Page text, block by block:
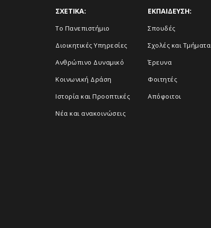
ΣΧΕΤΙΚΑ:
Το Πανεπιστήμιο
Διοικητικές Υπηρεσίες
Ανθρώπινο Δυναμικό
Κοινωνική Δράση
Ιστορία και Προοπτικές
Νέα και ανακοινώσεις
ΕΚΠΑΙΔΕΥΣΗ:
Σπουδές
Σχολές και Τμήματα
Έρευνα
Φοιτητές
Απόφοιτοι